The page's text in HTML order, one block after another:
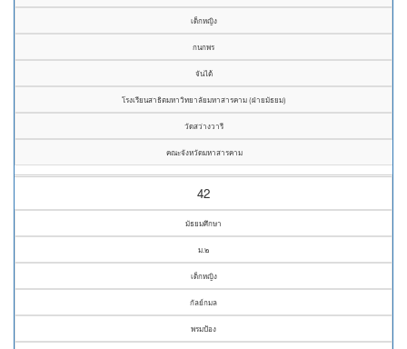
เด็กหญิง
กนกพร
จันไต้
โรงเรียนสาธิตมหาวิทยาลัยมหาสารคาม (ฝ่ายมัธยม)
วัดสว่างวารี
คณะจังหวัดมหาสารคาม
42
มัธยมศึกษา
ม.๒
เด็กหญิง
กัลย์กมล
พรมป้อง